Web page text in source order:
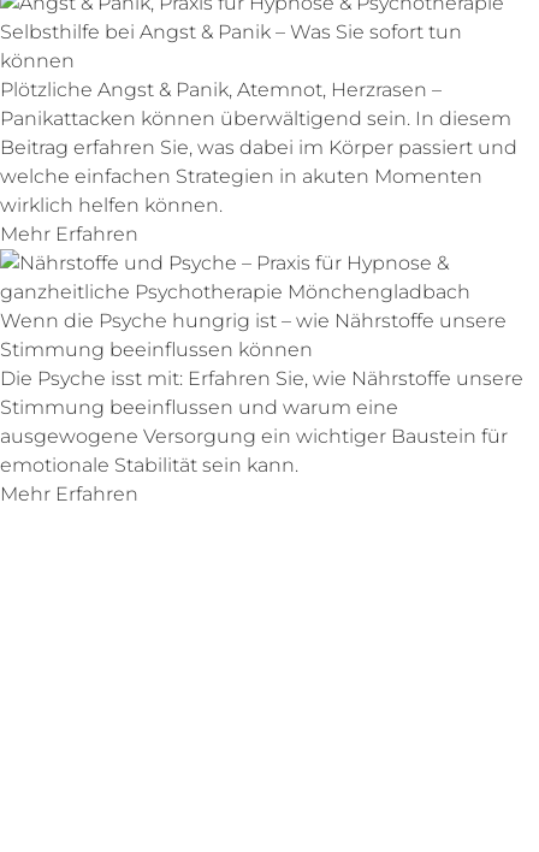
Selbsthilfe bei Angst & Panik – Was Sie sofort tun
können
Plötzliche Angst & Panik, Atemnot, Herzrasen –
Panikattacken können überwältigend sein. In diesem
Beitrag erfahren Sie, was dabei im Körper passiert und
welche einfachen Strategien in akuten Momenten
wirklich helfen können.
Mehr Erfahren
Wenn die Psyche hungrig ist – wie Nährstoffe unsere
Stimmung beeinflussen können
Die Psyche isst mit: Erfahren Sie, wie Nährstoffe unsere
Stimmung beeinflussen und warum eine
ausgewogene Versorgung ein wichtiger Baustein für
emotionale Stabilität sein kann.
Mehr Erfahren